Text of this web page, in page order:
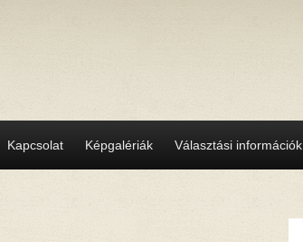
Kapcsolat Képgalériák Választási információk